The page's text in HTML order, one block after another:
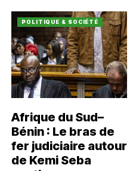
POLITIQUE & SOCIÉTÉ
Afrique du Sud–
Bénin : Le bras de
fer judiciaire autour
de Kemi Seba